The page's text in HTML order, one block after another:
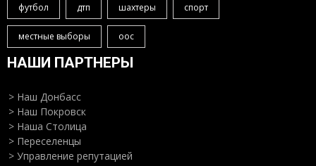
футбол дтп шахтеры спорт
местные выборы оос
НАШИ ПАРТНЕРЫ
> Наш Донбасс
> Наш Покровск
> Наша Столица
> Переселенцы
> Управление репутацией